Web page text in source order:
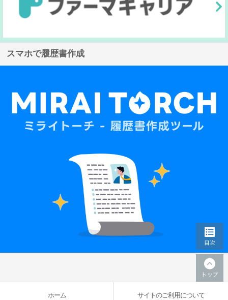
スマホで履歴書作成
ホーム サイトのご利用について